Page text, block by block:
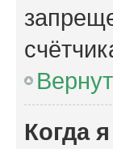
Когда